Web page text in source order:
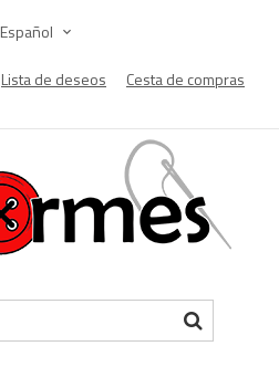
Español
Lista de deseos Cesta de compras